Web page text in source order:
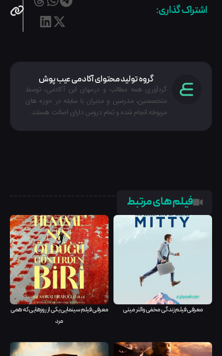
اشتراک گذاری:
گروه تولید محتوای آکادمی عیب پوش
گردآوری همه مطالب و درسهای این آکادمی، توسط
متخصصین، مدرسین و مدیران با سابقه در حوزه های
مربوطه انجام شده‌ و تمام دروس دارای اصالت هستند.
فیلم های مرتبط
معرفی فیلم زندگی مخفی والتر میتی
معرفی فیلم سینمایی یکی از روزهایی که همی